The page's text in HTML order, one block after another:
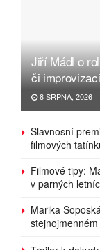
Jiří Mádl o
či
8 SRPNA, 2026
Slavnosní
filmových
Filmové tipy:
v parných
Marika
stejnojmenném